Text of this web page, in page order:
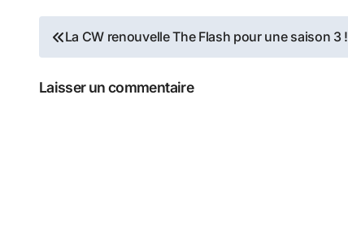
Navigation
La CW renouvelle The Flash pour une saison 3 !
Laisser un commentaire